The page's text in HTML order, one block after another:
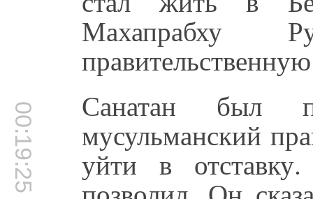
Махапрабху
00:19:25 Санатан был
мусульманский
уйти в